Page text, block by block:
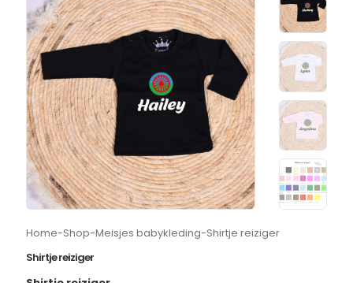
Home-Shop-Meisjes babykleding-Shirtje reiziger
Shirtje reiziger